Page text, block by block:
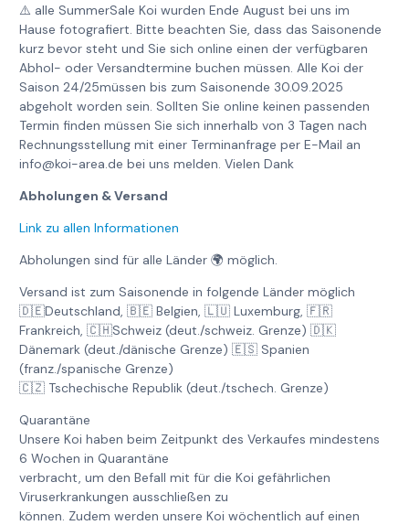
⚠️ alle SummerSale Koi wurden Ende August bei uns im
Hause fotografiert. Bitte beachten Sie, dass das Saisonende
kurz bevor steht und Sie sich online einen der verfügbaren
Abhol- oder Versandtermine buchen müssen. Alle Koi der
Saison 24/25müssen bis zum Saisonende 30.09.2025
abgeholt worden sein. Sollten Sie online keinen passenden
Termin finden müssen Sie sich innerhalb von 3 Tagen nach
Rechnungsstellung mit einer Terminanfrage per E-Mail an
info@koi-area.de bei uns melden. Vielen Dank
Abholungen & Versand
Link zu allen Informationen
Abholungen sind für alle Länder 🌍 möglich.
Versand ist zum Saisonende in folgende Länder möglich
🇩🇪Deutschland, 🇧🇪 Belgien, 🇱🇺 Luxemburg, 🇫🇷
Frankreich, 🇨🇭Schweiz (deut./schweiz. Grenze) 🇩🇰
Dänemark (deut./dänische Grenze) 🇪🇸 Spanien
(franz./spanische Grenze)
🇨🇿 Tschechische Republik (deut./tschech. Grenze)
Quarantäne
Unsere Koi haben beim Zeitpunkt des Verkaufes mindestens
6 Wochen in Quarantäne
verbracht, um den Befall mit für die Koi gefährlichen
Viruserkrankungen ausschließen zu
können. Zudem werden unsere Koi wöchentlich auf einen